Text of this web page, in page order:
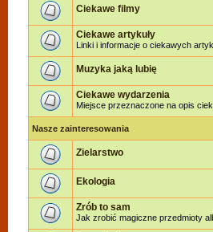
Ciekawe filmy
Ciekawe artykuły
Linki i informacje o ciekawych
Muzyka jaką lubię
Ciekawe wydarzenia
Miejsce przeznaczone na opis
Nasze zainteresowania
Zielarstwo
Ekologia
Zrób to sam
Jak zrobić magiczne przedmioty